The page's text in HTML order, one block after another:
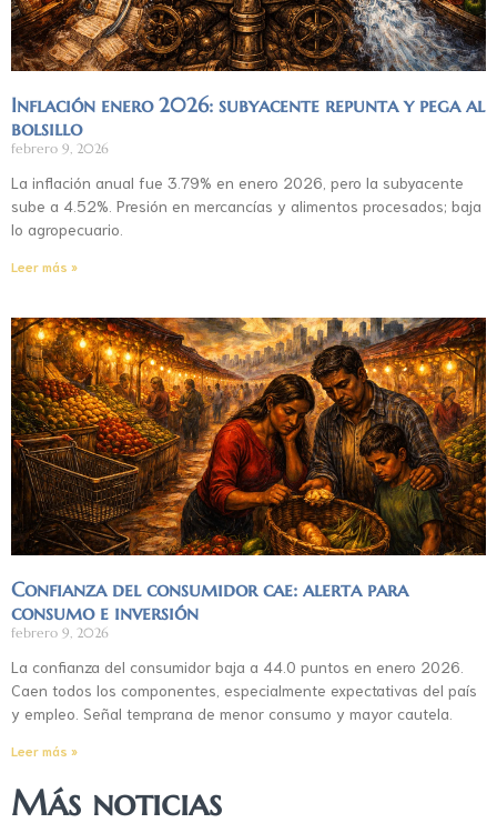
Inflación enero 2026: subyacente repunta y pega al
bolsillo
febrero 9, 2026
La inflación anual fue 3.79% en enero 2026, pero la subyacente
sube a 4.52%. Presión en mercancías y alimentos procesados; baja
lo agropecuario.
Leer más »
Confianza del consumidor cae: alerta para
consumo e inversión
febrero 9, 2026
La confianza del consumidor baja a 44.0 puntos en enero 2026.
Caen todos los componentes, especialmente expectativas del país
y empleo. Señal temprana de menor consumo y mayor cautela.
Leer más »
Más noticias